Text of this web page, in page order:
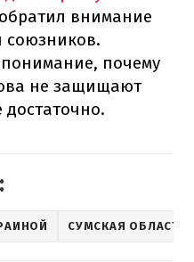
внимание
союзников.
почему
не защищают
СУМСКАЯ ОБЛАСТЬ